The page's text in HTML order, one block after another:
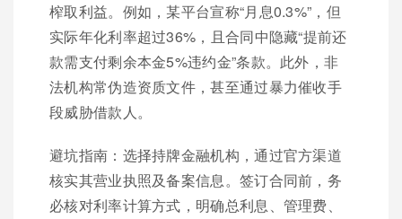
榨取利益。例如，某平台宣称“月息0.3%”，但
实际年化利率超过36%，且合同中隐藏“提前还
款需支付剩余本金5%违约金”条款。此外，非
法机构常伪造资质文件，甚至通过暴力催收手
段威胁借款人。
避坑指南：选择持牌金融机构，通过官方渠道
核实其营业执照及备案信息。签订合同前，务
必核对利率计算方式，明确总利息、管理费、